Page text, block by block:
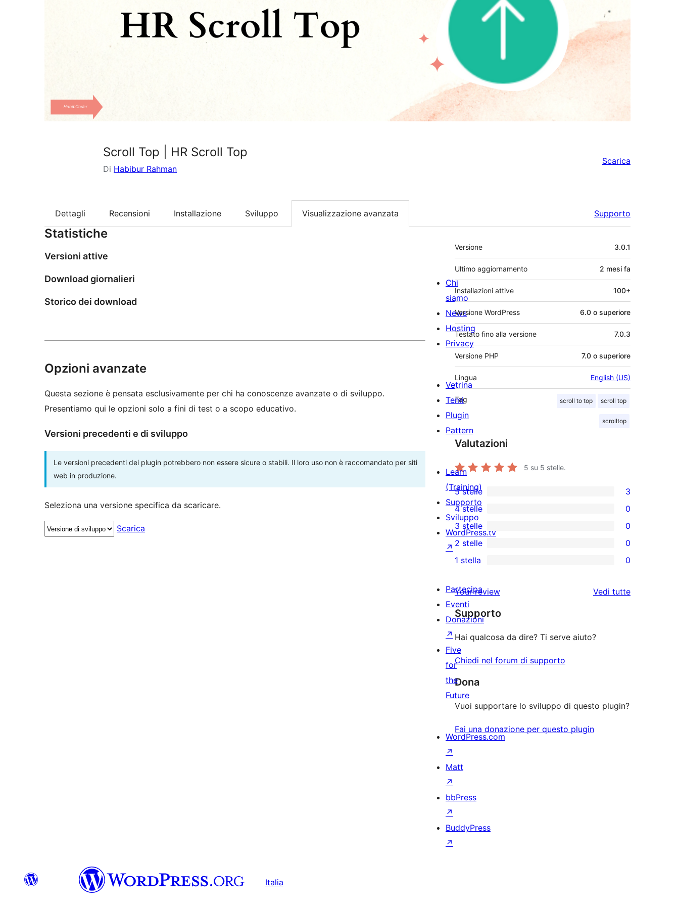
Scroll Top | HR Scroll Top
Di Habibur Rahman
Scarica
Dettagli Recensioni Installazione Sviluppo Visualizzazione avanzata Supporto
Statistiche
Versioni attive
Download giornalieri
Storico dei download
Opzioni avanzate
Questa sezione è pensata esclusivamente per chi ha conoscenze avanzate o di sviluppo.
Presentiamo qui le opzioni solo a fini di test o a scopo educativo.
Versioni precedenti e di sviluppo
Le versioni precedenti dei plugin potrebbero non essere sicure o stabili. Il loro uso non è raccomandato per siti
web in produzione.
Seleziona una versione specifica da scaricare.
Scarica
Meta
Versione 3.0.1
Ultimo aggiornamento 2 mesi fa
Installazioni attive 100+
Versione WordPress 6.0 o superiore
Testato fino alla versione 7.0.3
Versione PHP 7.0 o superiore
Lingua English (US)
Tag scroll to top scroll top
scrolltop
Valutazioni
5 su 5 stelle.
3
recensioni
a
5-
stelle
5 stelle 3
0
recensioni
a
4-
4 stelle 0
0
recensioni
a
stelle
3 stelle 0
recensioni
2-
stelle
2 stelle 0
a
1-
1 stella 0
Your review Vedi tuttele
Supporto
Hai qualcosa da dire? Ti serve aiuto?
Chiedi nel forum di supporto
Dona
Vuoi supportare lo sviluppo di questo plugin?
Fai una donazione per questo plugin
Chi
siamo
News
Hosting
Privacy
Vetrina
Temi
Plugin
Pattern
Learn
(Training)
Supporto
Sviluppo
WordPress.tv
↗
Partecipa
Eventi
Donazioni
↗
Five
for
the
Future
WordPress.com
↗
Matt
↗
bbPress
↗
BuddyPress
↗
Italia